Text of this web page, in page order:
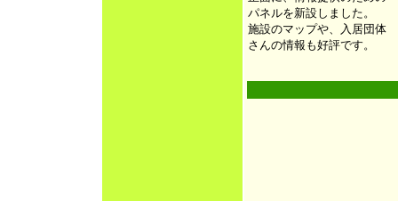
パネルを新設しました。
施設のマップや、入居団体
さんの情報も好評です。